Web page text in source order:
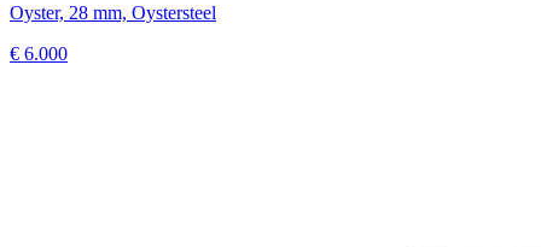
Oyster, 28 mm, Oystersteel
€ 6.000